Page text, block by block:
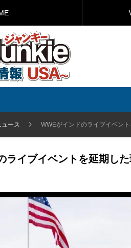
ュース WWEがインドのライブイベン
ライブイベントを延期し